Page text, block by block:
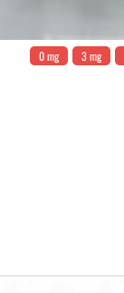
0 mg 3 mg